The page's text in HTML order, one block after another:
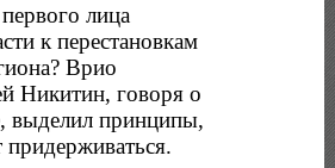
лица
к перестановкам
Врио
Никитин, говоря о
выделил принципы,